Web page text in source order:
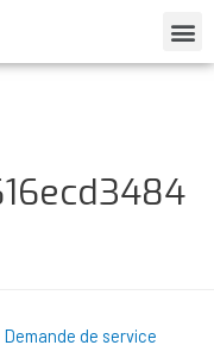
Demande de service